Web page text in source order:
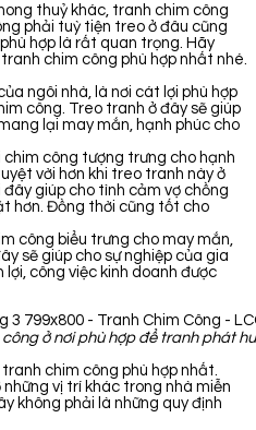
thuỷ khác, tranh chim công
phải tuỳ tiện treo ở đâu cũng
hợp là rất quan trọng. Hãy
chim công phù hợp nhất nhé.
ngôi nhà, là nơi cát lợi phù hợp
công. Treo tranh ở đây sẽ giúp
lại may mắn, hạnh phúc cho
chim công tượng trưng cho hạnh
vời hơn khi treo tranh này ở
giúp cho tình cảm vợ chồng
hơn. Đồng thời cũng tốt cho
công biểu trưng cho may mắn,
sẽ giúp cho sự nghiệp của gia
công việc kinh doanh được
ở nơi phù hợp để tranh phát
chim công phù hợp nhất.
vị trí khác trong nhà miễn
không phải là những quy định